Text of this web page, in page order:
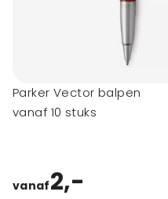
Parker Vector balpen
vanaf 10 stuks
vanaf2,-